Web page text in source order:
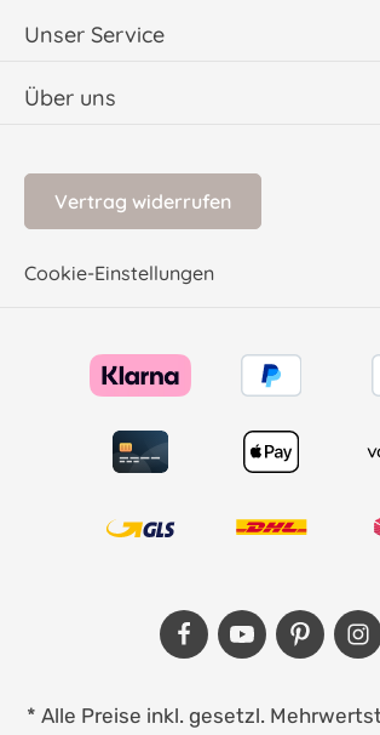
Unser Service
Über uns
Vertrag widerrufen
Cookie-Einstellungen
* Alle Preise inkl. gesetzl.